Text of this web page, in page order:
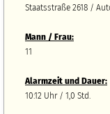
Staatsstraße 2618 /
Mann / Frau:
11
Alarmzeit und Dauer:
10:12 Uhr / 1,0 Std.